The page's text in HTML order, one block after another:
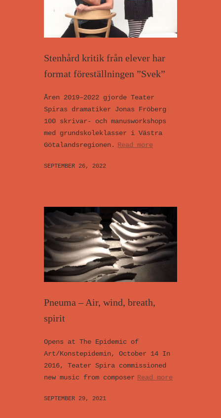
Stenhård kritik från elever har
format föreställningen ”Svek”
Åren 2019–2022 gjorde Teater
Spiras dramatiker Jonas Fröberg
100 skrivar- och manusworkshops
med grundskoleklasser i Västra
Götalandsregionen. Read more
SEPTEMBER 26, 2022
Pneuma – Air, wind, breath,
spirit
Opens at The Epidemic of
Art/Konstepidemin, October 14 In
2016, Teater Spira commissioned
new music from composer Read more
SEPTEMBER 29, 2021